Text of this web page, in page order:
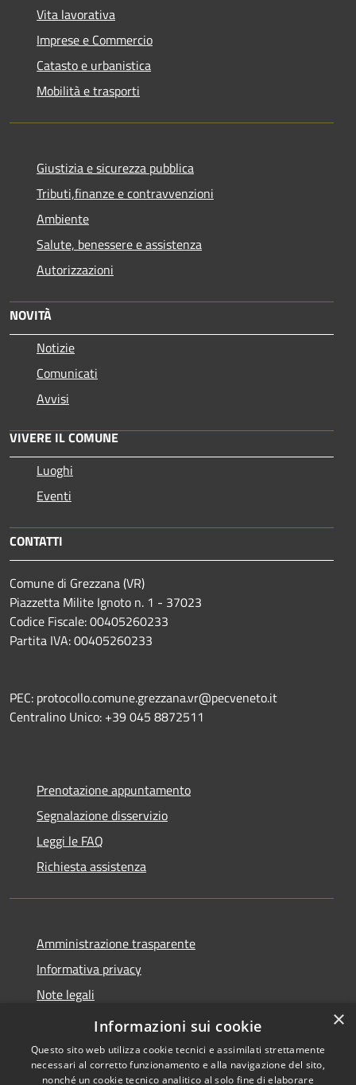
Vita lavorativa
Imprese e Commercio
Catasto e urbanistica
Mobilità e trasporti
Giustizia e sicurezza pubblica
Tributi,finanze e contravvenzioni
Ambiente
Salute, benessere e assistenza
Autorizzazioni
NOVITÀ
Notizie
Comunicati
Avvisi
VIVERE IL COMUNE
Luoghi
Eventi
CONTATTI
Comune di Grezzana (VR)
Piazzetta Milite Ignoto n. 1 - 37023
Codice Fiscale: 00405260233
Partita IVA: 00405260233
PEC: protocollo.comune.grezzana.vr@pecveneto.it
Centralino Unico: +39 045 8872511
Prenotazione appuntamento
Segnalazione disservizio
Leggi le FAQ
Richiesta assistenza
Amministrazione trasparente
Informativa privacy
Note legali
Dichiarazione di accessibilità
×
Informazioni sui cookie
Questo sito web utilizza cookie tecnici e assimilati strettamente
necessari al corretto funzionamento e alla navigazione del sito,
nonché un cookie tecnico analitico al solo fine di elaborare